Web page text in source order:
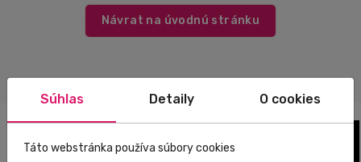
Návrat na úvodnú stránku
Súhlas Detaily O cookies
Táto webstránka používa súbory cookies